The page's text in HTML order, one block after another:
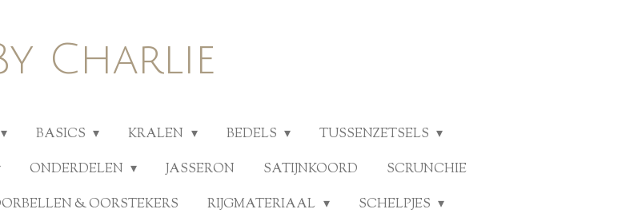
Charlie
BASICS KRALEN BEDELS
TUSSENZETSELS
ONDERDELEN JASSERON SATIJNKOORD
SCRUNCHIE
& OORSTEKERS RIJGMATERIAAL
SCHELPJES